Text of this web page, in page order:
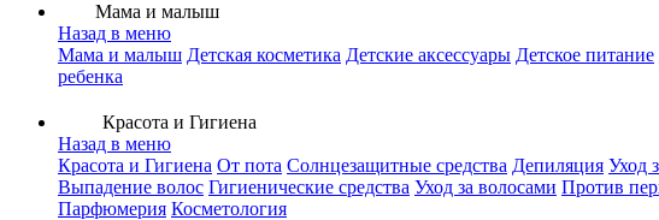
Мама и малыш
Назад в меню
Мама и малыш Детская косметика Детские аксессуары Детское питание
ребенка
Красота и Гигиена
Назад в меню
Красота и Гигиена От пота Солнцезащитные средства Депиляция Уход
Выпадение волос Гигиенические средства Уход за волосами Против
Парфюмерия Косметология